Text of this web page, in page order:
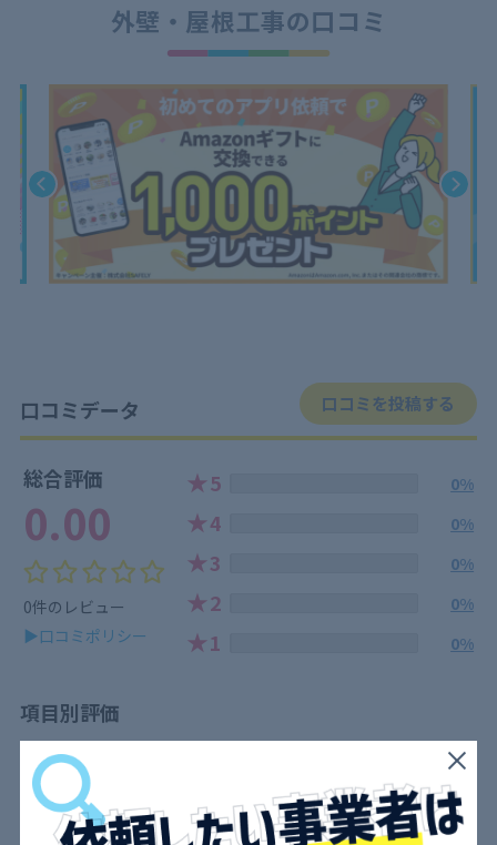
外壁・屋根工事の口コミ
口コミデータ 口コミを投稿する
項目別評価
総合評価
0.00
0件のレビュー
▶口コミポリシー
★5 0%
★4 0%
★3 0%
★2 0%
★1 0%